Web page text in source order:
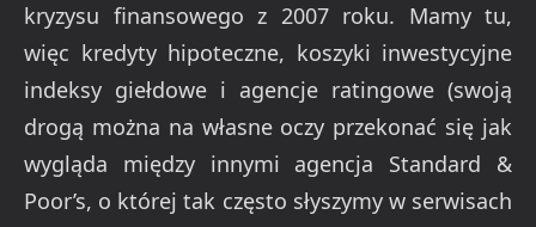
kryzysu finansowego z 2007 roku. Mamy tu,
więc kredyty hipoteczne, koszyki inwestycyjne
indeksy giełdowe i agencje ratingowe (swoją
drogą można na własne oczy przekonać się jak
wygląda między innymi agencja Standard &
Poor’s, o której tak często słyszymy w serwisach